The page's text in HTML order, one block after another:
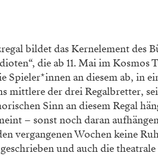
bildet das Kernelement des
die ab 11. Mai im Kosmos
Spieler*innen an diesem ab, in
mittlere der drei Regalbretter,
Sinn an diesem Regal
– sonst noch daran
vergangenen Wochen keine
und auch die